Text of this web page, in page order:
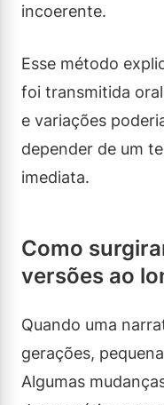
incoerente.
Esse método
foi transmitida
e variações
depender de um
imediata.
Como
versões ao
Quando uma
gerações,
Algumas